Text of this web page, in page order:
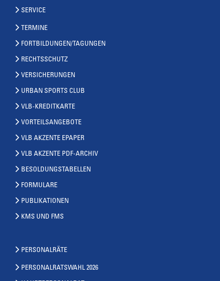
SERVICE
TERMINE
FORTBILDUNGEN/TAGUNGEN
RECHTSSCHUTZ
VERSICHERUNGEN
URBAN SPORTS CLUB
VLB-KREDITKARTE
VORTEILSANGEBOTE
VLB AKZENTE EPAPER
VLB AKZENTE PDF-ARCHIV
BESOLDUNGSTABELLEN
FORMULARE
PUBLIKATIONEN
KMS UND FMS
PERSONALRÄTE
PERSONALRATSWAHL 2026